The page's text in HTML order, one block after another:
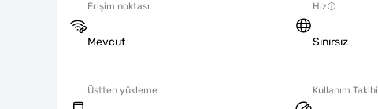
Erişim noktası
Mevcut
Hız
Sınırsız
Üstten yükleme Kullanım Takibi